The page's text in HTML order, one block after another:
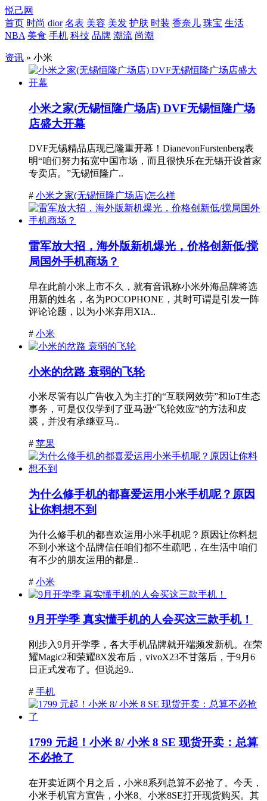
悦己网
首页 时尚 dior 名表 美容 美发 护肤 时装 香奈儿 珠宝 生活
NBA 美食 手机 科技 品牌 潮流 尚潮
资讯 » 小米
小米之家(无锡恒隆广场店) DVF无锡恒隆广场
店盛大开幕
DVF无锡精品店现已隆重开幕！DianevonFurstenberg表
明“咱们努力拓宽中国市场，而且很快乐在无锡开设首家
专卖店。”无锡恒隆广..
# 小米之家(无锡恒隆广场店)怎么样
雷军放大招，海外版新机爆光，价格创新低/搅
局国外手机商场？
早在此前小米上市不久，就有音讯称小米外海品牌将选
用新的姓名，名为POCOPHONE，其时可谓是引发一阵
评论论题，以为小米弃用XIA..
# 小米
小米的岔路 衰弱的飞轮
小米尽管有以广告收入为主打的“互联网效劳”和IoT生态
事务，可是仅仅学到了亚马逊“飞轮效应”的方法和皮
裘，并没有承继亚马..
# 苹果
为什么修手机的都喜爱运用小米手机呢？原因
让你料想不到
为什么修手机的都喜欢运用小米手机呢？原因让你料想
不到小米这个品牌信任咱们都不生疏吧，在生活中咱们
有不少的朋友运用的都是..
# 小米
9月开学季 真实懂手机的人会买这三款手机！
刚步入9月开学季，各大手机品牌就开端频发新机。在荣
耀Magic2和荣耀8X发布后，vivoX23不甘落后，于9月6
日正式发布了。但说起9..
# 手机
1799 元起！小米 8/ 小米 8 SE 现货开卖：总算
不必抢了
在开卖近两个月之后，小米8系列总算不必抢了。今天，
小米手机官方宣告，小米8、小米8SE打开现货购买。其